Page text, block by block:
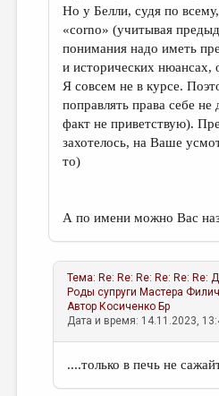
Но у Белли, судя по
«corno» (учитывая
понимания надо иметь
и исторических нюансах,
Я совсем не в курсе.
поправлять права себе
факт не приветствую).
захотелось, на Ваше
то)
А по имени можно Вас
Тема: Re: Re: Re: Re: Re:
Роды супруги Мастера
Автор Косиченко Бр
Дата и время: 14.11.2023,
....только в печь не